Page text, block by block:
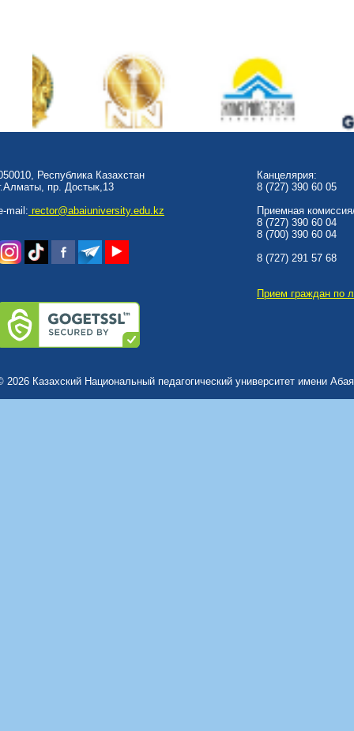
Республика Казахстан
пр. Достык,13
mail: rector@abaiuniversity.edu.kz
Канцелярия:
8 (727) 390 60 05
Приемная
8 (727) 390 60 04
8 (700) 390 60 04
8 (727) 291 57 68
Прием граждан по
2026 Казахский Национальный педагогический университет имени Абая